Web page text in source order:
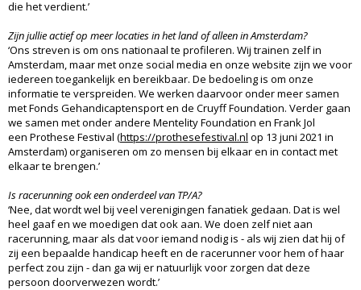
die het verdient.’
Zijn jullie actief op meer locaties in het land of alleen in Amsterdam?
‘Ons streven is om ons nationaal te profileren. Wij trainen zelf in
Amsterdam, maar met onze social media en onze website zijn we voor
iedereen toegankelijk en bereikbaar. De bedoeling is om onze
informatie te verspreiden. We werken daarvoor onder meer samen
met Fonds Gehandicaptensport en de Cruyff Foundation. Verder gaan
we samen met onder andere Mentelity Foundation en Frank Jol
een Prothese Festival (https://prothesefestival.nl op 13 juni 2021 in
Amsterdam) organiseren om zo mensen bij elkaar en in contact met
elkaar te brengen.’
Is racerunning ook een onderdeel van TP/A?
‘Nee, dat wordt wel bij veel verenigingen fanatiek gedaan. Dat is wel
heel gaaf en we moedigen dat ook aan. We doen zelf niet aan
racerunning, maar als dat voor iemand nodig is - als wij zien dat hij of
zij een bepaalde handicap heeft en de racerunner voor hem of haar
perfect zou zijn - dan ga wij er natuurlijk voor zorgen dat deze
persoon doorverwezen wordt.’